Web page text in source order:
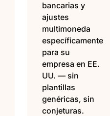
bancarias y
ajustes
multimoneda
específicamente
para su
empresa en EE.
UU. — sin
plantillas
genéricas, sin
conjeturas.